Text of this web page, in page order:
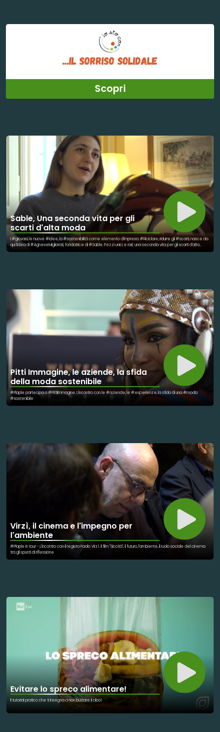
Scopri
Sable, Una seconda vita per gli
scarti d'alta moda
I #giovani, le nuove #idee, la #sostenibilità come elemento d'impresa. #Riciclare, ridurre gli #scarti, nasce da
qui l'idea di #AgneseMigliorati, fondatrice di #Sable. Pezzi unici e rari; una seconda vita per gli scarti d'alta
moda.
Pitti Immagine, le aziende, la sfida
della moda sostenibile
#Plaple partecipa a #PittiImmagine. L'incontro con le #aziende, le #esperienze, la sfida di una #moda
#sostenibile
Virzì, il cinema e l'impegno per
l'ambiente
#Plaple in tour - L'incontro con il regista Paolo Virzì. Il film "Siccità", il futuro, l'ambiente, il ruolo sociale del cinema
tra gli spunti di riflessione
Evitare lo spreco alimentare!
Il tutorial pratico che ti insegna a non buttare il cibo!